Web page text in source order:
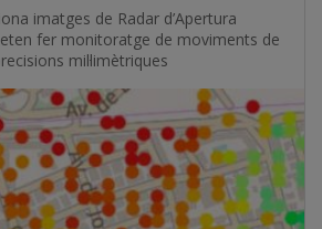
imatges de Radar d’Apertura
fer monitoratge de moviments de
mil·limètriques